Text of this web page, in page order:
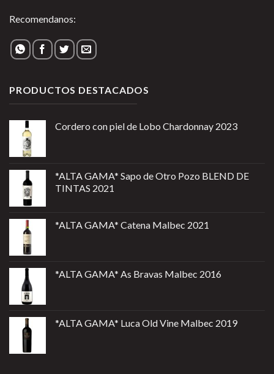
Recomendanos:
PRODUCTOS DESTACADOS
Cordero con piel de Lobo Chardonnay 2023
*ALTA GAMA* Sapo de Otro Pozo BLEND DE
TINTAS 2021
*ALTA GAMA* Catena Malbec 2021
*ALTA GAMA* As Bravas Malbec 2016
*ALTA GAMA* Luca Old Vine Malbec 2019